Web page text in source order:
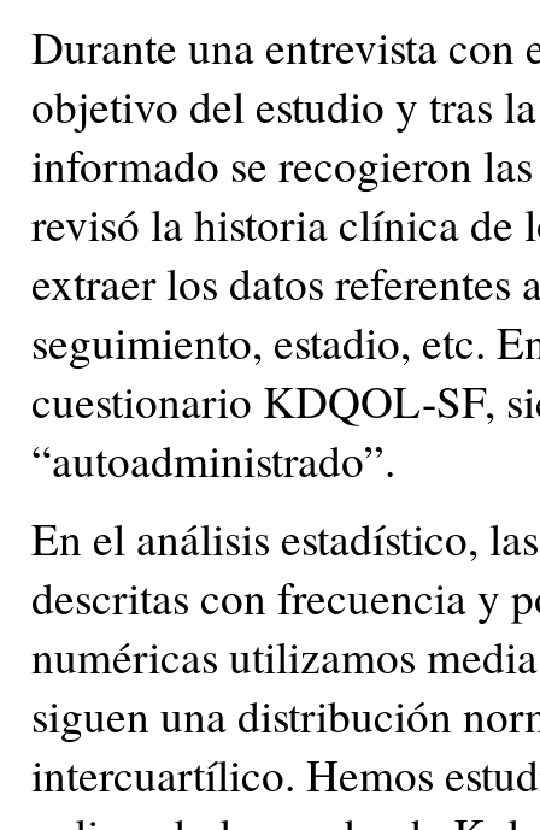
Durante una entrevista
objetivo del estudio y tras
informado se recogieron
revisó la historia clínica de
extraer los datos referentes
seguimiento, estadio, etc.
cuestionario KDQOL-SF,
“autoadministrado”.
En el análisis estadístico,
descritas con frecuencia y
numéricas utilizamos
siguen una distribución
intercuartílico. Hemos